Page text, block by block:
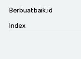
Berbuatbaik.id
Index